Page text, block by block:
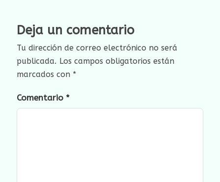
Deja un comentario
Tu dirección de correo electrónico no será
publicada. Los campos obligatorios están
marcados con *
Comentario *